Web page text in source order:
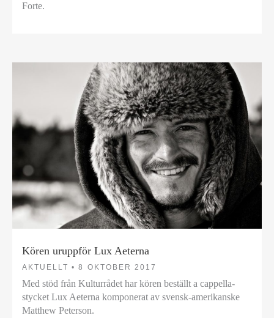
Forte.
Kören uruppför Lux Aeterna
AKTUELLT • 8 OKTOBER 2017
Med stöd från Kulturrådet har kören beställt a cappella-
stycket Lux Aeterna komponerat av svensk-amerikanske
Matthew Peterson.